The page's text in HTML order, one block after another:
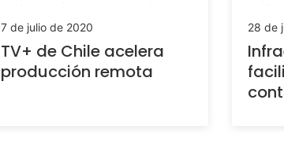
7 de julio de 2020
TV+ de Chile acelera
producción remota
28 de